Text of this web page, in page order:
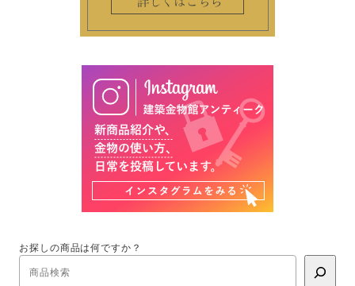
お探しの商品は何ですか？